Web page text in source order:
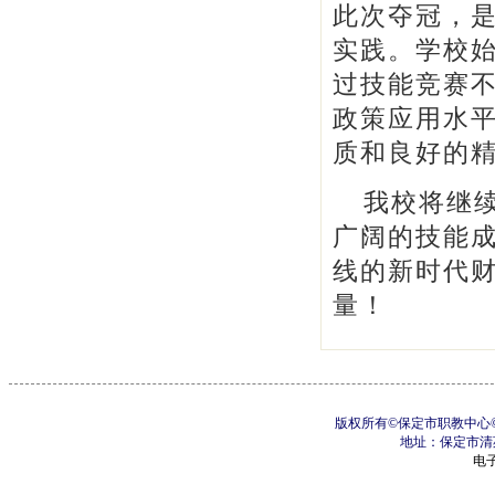
此次夺冠，
实践。学校
过技能竞赛
政策应用水
质和良好的
我校将继
广阔的技能
线的新时代
量！
版权所有©保定市职教中心
地址：保定市清
电